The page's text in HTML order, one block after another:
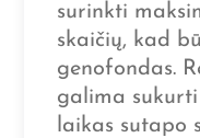
surinkti
skaičių, kad
genofondas.
galima sukurti
laikas sutapo